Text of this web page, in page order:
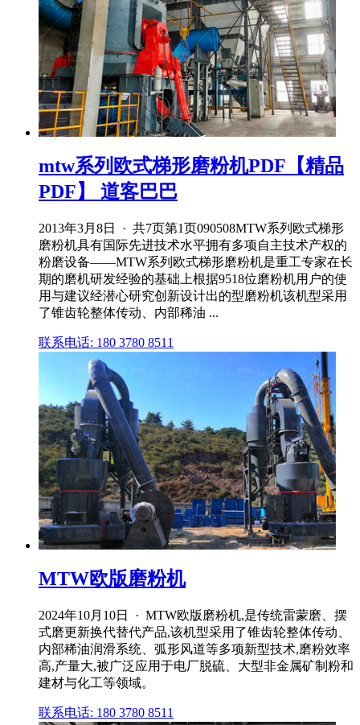
mtw系列欧式梯形磨粉机PDF【精品
PDF】 道客巴巴
2013年3月8日 · 共7页第1页090508MTW系列欧式梯形
磨粉机具有国际先进技术水平拥有多项自主技术产权的
粉磨设备——MTW系列欧式梯形磨粉机是重工专家在长
期的磨机研发经验的基础上根据9518位磨粉机用户的使
用与建议经潜心研究创新设计出的型磨粉机该机型采用
了锥齿轮整体传动、内部稀油 ...
联系电话: 180 3780 8511
MTW欧版磨粉机
2024年10月10日 · MTW欧版磨粉机,是传统雷蒙磨、摆
式磨更新换代替代产品,该机型采用了锥齿轮整体传动、
内部稀油润滑系统、弧形风道等多项新型技术,磨粉效率
高,产量大,被广泛应用于电厂脱硫、大型非金属矿制粉和
建材与化工等领域。
联系电话: 180 3780 8511